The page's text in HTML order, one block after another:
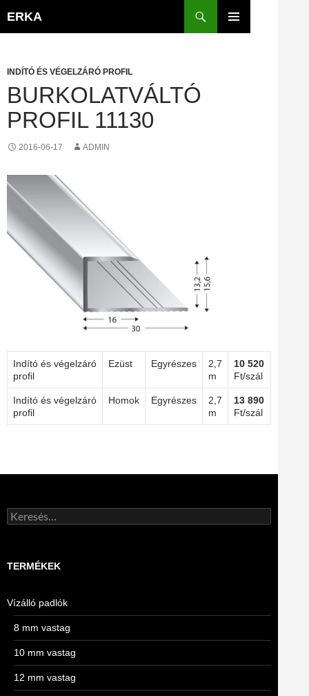
ERKA
INDÍTÓ ÉS VÉGELZÁRÓ PROFIL
BURKOLATVÁLTÓ
PROFIL 11130
2016-06-17 ADMIN
Indító és végelzáró
profil
Ezüst Egyrészes
2,7
m
10 520
Ft/szál
Indító és végelzáró
profil
Homok Egyrészes
2,7
m
13 890
Ft/szál
Keresés:
TERMÉKEK
Vízálló padlók
8 mm vastag
10 mm vastag
12 mm vastag